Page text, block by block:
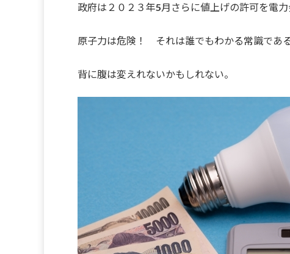
政府は２０２３年5月さらに値上げの許可を電力
原子力は危険！ それは誰でもわかる常識である
背に腹は変えれないかもしれない。